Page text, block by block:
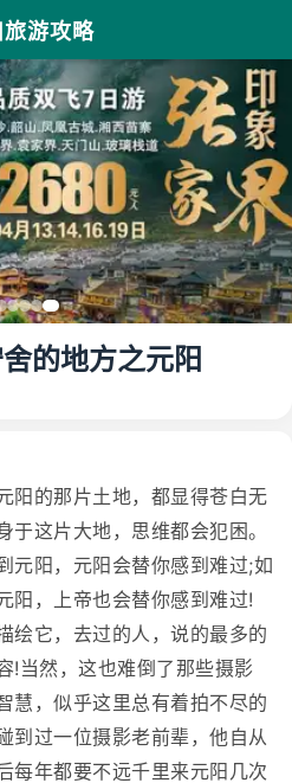
旅游攻略
的地方之元阳
阳的那片土地，都显得苍白无
这片大地，思维都会犯困。
元阳，元阳会替你感到难过;如
阳，上帝也会替你感到难过!
绘它，去过的人，说的最多的
!当然，这也难倒了那些摄影
慧，似乎这里总有着拍不尽的
到过一位摄影老前辈，他自从
每年都要不远千里来元阳几次